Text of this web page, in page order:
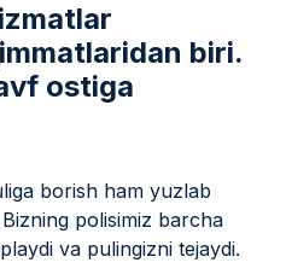
biri.
ostiga
borish ham yuzlab
polisimiz barcha
va pulingizni tejaydi.